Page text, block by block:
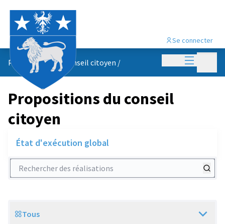
Menu
Se connecter
Propositions du conseil citoyen /
Propositions du conseil
citoyen
État d'exécution global
Rechercher des réalisations
Scope
Tous